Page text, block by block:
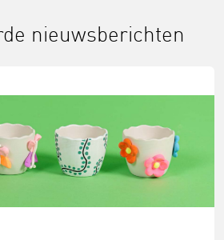
nieuwsberichten